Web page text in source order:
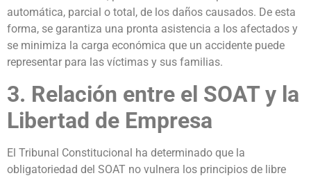
automática, parcial o total, de los daños causados. De esta
forma, se garantiza una pronta asistencia a los afectados y
se minimiza la carga económica que un accidente puede
representar para las víctimas y sus familias.
3. Relación entre el SOAT y la
Libertad de Empresa
El Tribunal Constitucional ha determinado que la
obligatoriedad del SOAT no vulnera los principios de libre